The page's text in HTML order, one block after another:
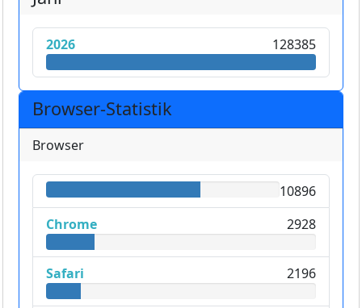
2026 128385
Browser-Statistik
Browser
10896
Chrome
2928
Safari 2196